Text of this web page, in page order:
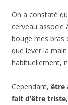
On a constaté
cerveau associe
bouge mes bras
que lever la
habituellement,
Cependant, être
fait d’être triste